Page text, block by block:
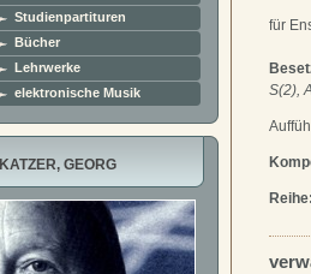
Studienpartituren
Bücher
Lehrwerke
elektronische Musik
KATZER, GEORG
für
S(2),
Reihe: